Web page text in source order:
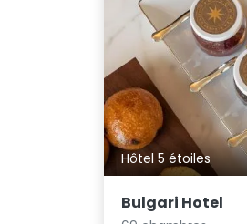
Hôtel 5 étoiles
Bulgari Hotel